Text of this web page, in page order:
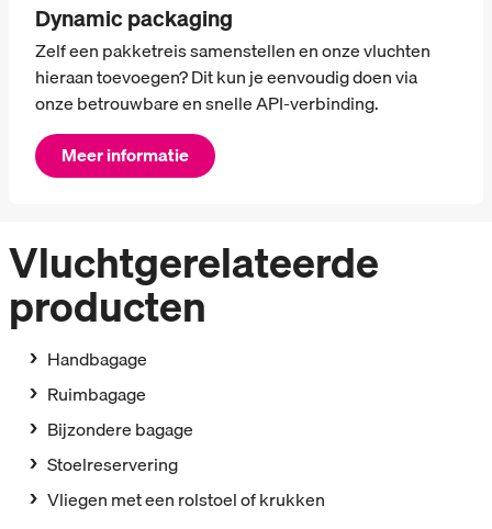
Dynamic packaging
Zelf een pakketreis samenstellen en onze vluchten
hieraan toevoegen? Dit kun je eenvoudig doen via
onze betrouwbare en snelle API-verbinding.
Meer informatie
Vluchtgerelateerde
producten
Handbagage
Ruimbagage
Bijzondere bagage
Stoelreservering
Vliegen met een rolstoel of krukken